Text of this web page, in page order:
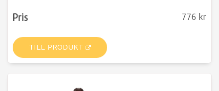
Pris 776 kr
TILL PRODUKT